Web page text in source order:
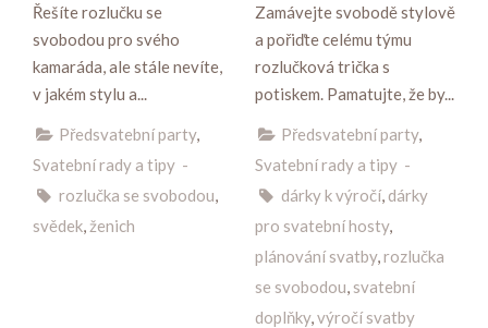
Řešíte rozlučku se
svobodou pro svého
kamaráda, ale stále nevíte,
v jakém stylu a...
Předsvatební party,
Svatební rady a tipy -
rozlučka se svobodou
svědek ženich
Zamávejte svobodě stylově
a pořiďte celému týmu
rozlučková trička s
potiskem. Pamatujte, že by...
Předsvatební party,
Svatební rady a tipy -
dárky k výročí dárky
pro svatební hosty,
plánování svatby, rozlučka
se svobodou svatební
doplňky, výročí svatby